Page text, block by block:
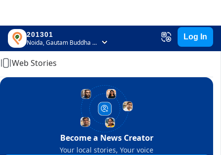
201301
Noida, Gautam Buddha Nagar, Uttar Pradesh
Log In
Home
Web Stories
Become a News Creator
Your local stories, Your voice